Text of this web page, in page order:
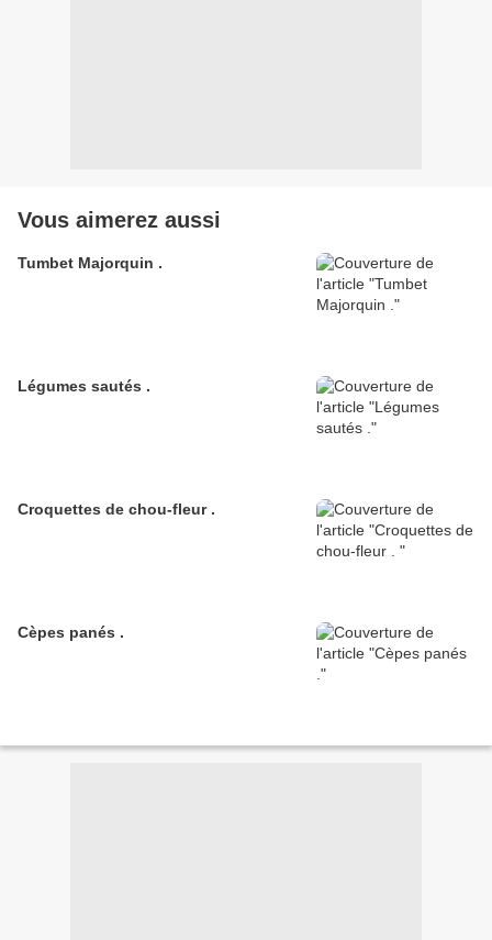
Vous aimerez aussi
Tumbet Majorquin .
Légumes sautés .
Croquettes de chou-fleur .
Cèpes panés .